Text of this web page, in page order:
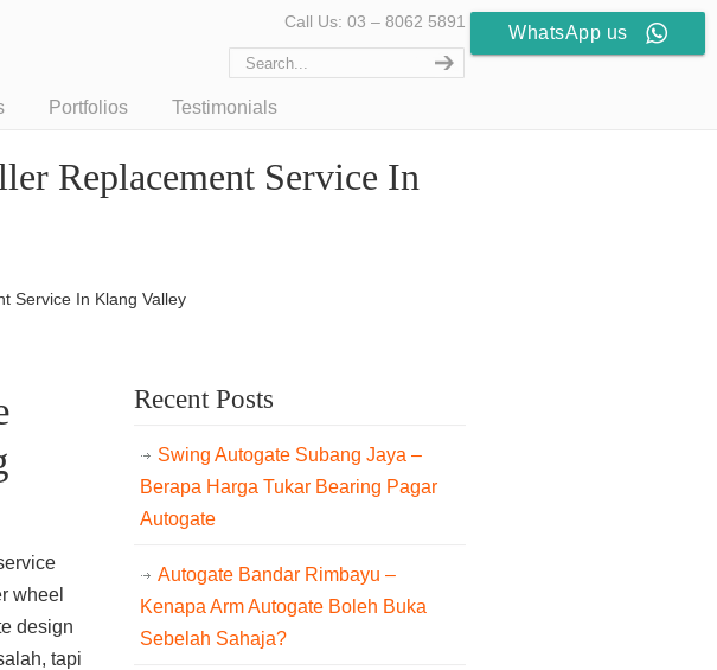
Call Us: 03 – 8062 5891
Portfolios Testimonials
Replacement Service In
Service In Klang Valley
wheel
design
tapi
Recent Posts
Swing Autogate Subang Jaya –
Berapa Harga Tukar Bearing Pagar
Autogate
Autogate Bandar Rimbayu –
Kenapa Arm Autogate Boleh Buka
Sebelah Sahaja?
WhatsApp us